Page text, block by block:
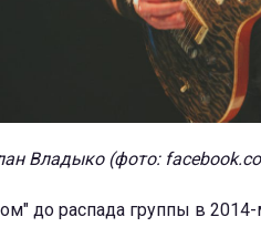
Владыко (фото:
до распада группы в 2014-